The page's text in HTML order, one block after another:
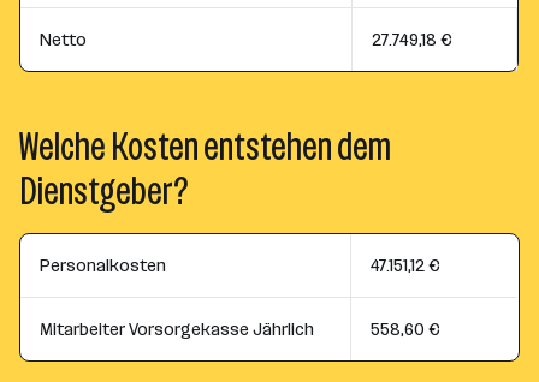
Netto 27.749,18 €
Welche Kosten entstehen dem
Dienstgeber?
Personalkosten 47.151,12 €
Mitarbeiter Vorsorgekasse Jährlich 558,60 €